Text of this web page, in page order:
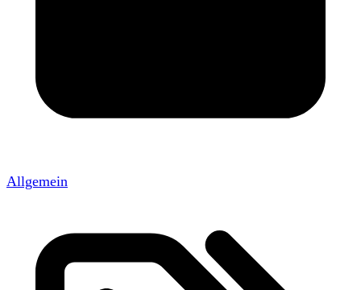
Allgemein